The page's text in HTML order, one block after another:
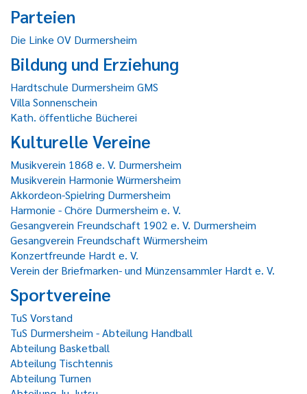
Parteien
Die Linke OV Durmersheim
Bildung und Erziehung
Hardtschule Durmersheim GMS
Villa Sonnenschein
Kath. öffentliche Bücherei
Kulturelle Vereine
Musikverein 1868 e. V. Durmersheim
Musikverein Harmonie Würmersheim
Akkordeon-Spielring Durmersheim
Harmonie - Chöre Durmersheim e. V.
Gesangverein Freundschaft 1902 e. V. Durmersheim
Gesangverein Freundschaft Würmersheim
Konzertfreunde Hardt e. V.
Verein der Briefmarken- und Münzensammler Hardt e. V.
Sportvereine
TuS Vorstand
TuS Durmersheim - Abteilung Handball
Abteilung Basketball
Abteilung Tischtennis
Abteilung Turnen